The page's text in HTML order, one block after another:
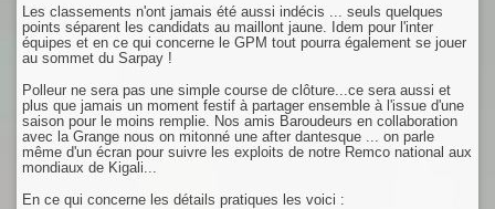
Les classements n'ont jamais été aussi indécis ... seuls quelques
points séparent les candidats au maillont jaune. Idem pour l'inter
équipes et en ce qui concerne le GPM tout pourra également se jouer
au sommet du Sarpay !
Polleur ne sera pas une simple course de clôture...ce sera aussi et
plus que jamais un moment festif à partager ensemble à l'issue d'une
saison pour le moins remplie. Nos amis Baroudeurs en collaboration
avec la Grange nous on mitonné une after dantesque ... on parle
même d'un écran pour suivre les exploits de notre Remco national aux
mondiaux de Kigali...
En ce qui concerne les détails pratiques les voici :